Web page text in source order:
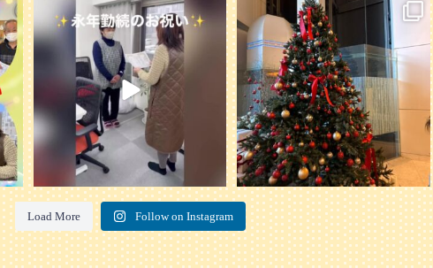
20 0
ケアプランN onnoのケアマネさん達と、
プリンスホテルで女子会ランチビュッフ
ェを開催しました
22 0
Load More Follow on Instagram